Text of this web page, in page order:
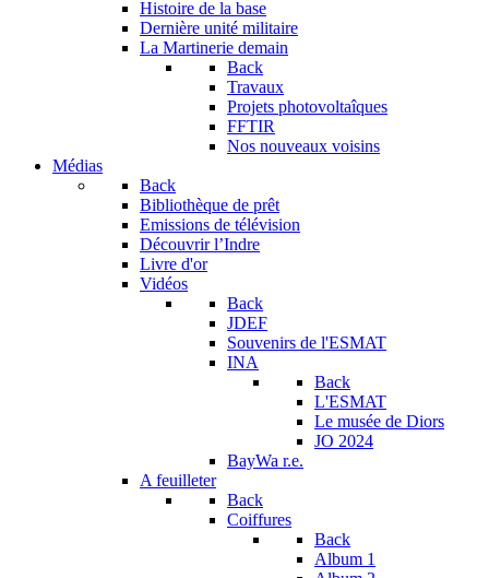
Histoire de la base
Dernière unité militaire
La Martinerie demain
Back
Travaux
Projets photovoltaîques
FFTIR
Nos nouveaux voisins
Médias
Back
Bibliothèque de prêt
Emissions de télévision
Découvrir l’Indre
Livre d'or
Vidéos
Back
JDEF
Souvenirs de l'ESMAT
INA
Back
L'ESMAT
Le musée de Diors
JO 2024
BayWa r.e.
A feuilleter
Back
Coiffures
Back
Album 1